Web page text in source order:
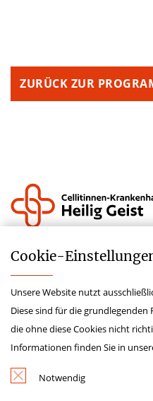
ZURÜCK ZUR
Krankenhauszukunftsfonds
Impressum
Hinweisgeberschutzgesetz
Datenschutz
Kontakt
Cookie-­
Unsere Website nutzt
Diese sind für die
die ohne diese Cookies nicht
Informationen finden Sie in
Notwendig